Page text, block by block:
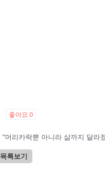
좋아요 0
“머리카락뿐 아니라 삶까지 달라
목록보기